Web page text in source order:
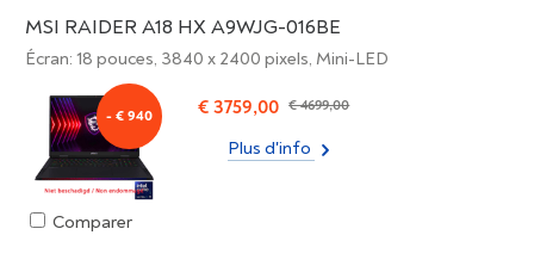
MSI RAIDER A18 HX A9WJG-016BE
Écran: 18 pouces, 3840 x 2400 pixels, Mini-LED
- € 940 € 3759,00 € 4699,00
Plus d'info
Comparer